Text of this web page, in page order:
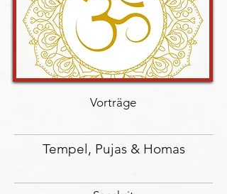
Vorträge
Tempel, Pujas & Homas